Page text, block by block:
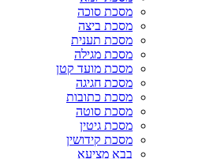
מסכת סוכה
מסכת ביצה
מסכת תענית
מסכת מגילה
מסכת מועד קטן
מסכת חגיגה
מסכת כתובות
מסכת סוטה
מסכת גיטין
מסכת קידושין
בבא מציעא